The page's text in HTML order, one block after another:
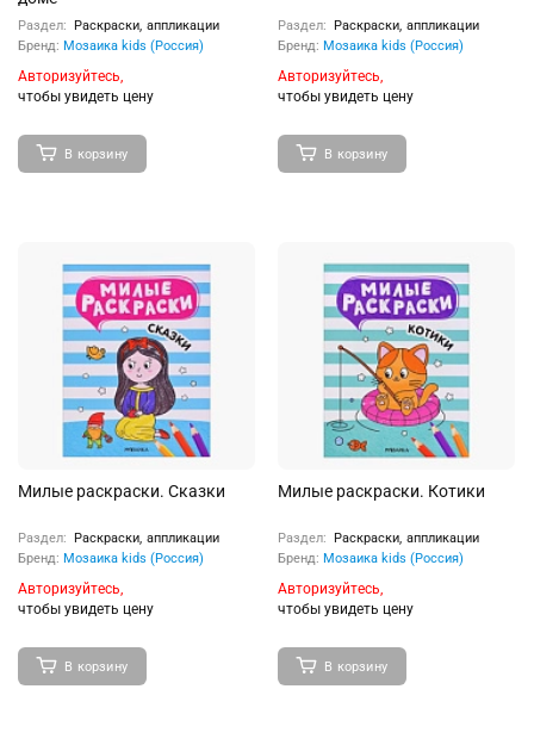
Раздел:
Раскраски, аппликации
Бренд: Мозаика kids (Россия)
Авторизуйтесь,
чтобы увидеть цену
В корзину
Раздел:
Раскраски, аппликации
Бренд: Мозаика kids (Россия)
Авторизуйтесь,
чтобы увидеть цену
В корзину
Милые раскраски. Сказки
Раздел:
Раскраски, аппликации
Бренд: Мозаика kids (Россия)
Авторизуйтесь,
чтобы увидеть цену
В корзину
Милые раскраски. Котики
Раздел:
Раскраски, аппликации
Бренд: Мозаика kids (Россия)
Авторизуйтесь,
чтобы увидеть цену
В корзину